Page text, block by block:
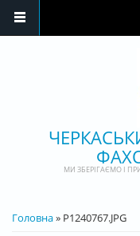
МИ ЗБЕРІГАЄМО І
ВИ Є ТУТ
Головна» P1240767.JPG